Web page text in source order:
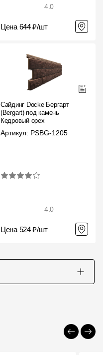
4.0
Цена 644 ₽/шт
Сайдинг Docke Бергарт
(Bergart) под камень
Кедровый орех
Артикул: PSBG-1205
4.0
Цена 524 ₽/шт